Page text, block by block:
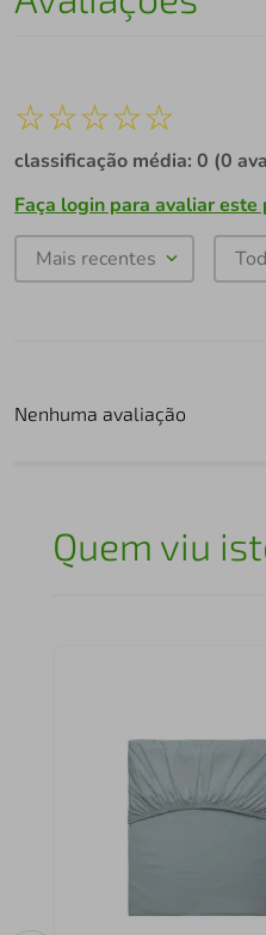
☆☆☆☆☆
classificação média: 0 (0
Faça login para avaliar este
Mais recentes
Nenhuma avaliação
Quem viu